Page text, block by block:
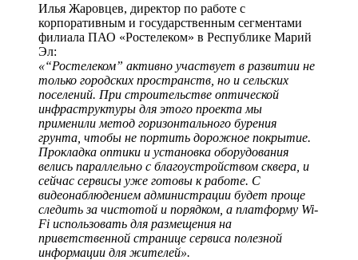
Илья Жаровцев, директор по работе с
корпоративным и государственным сегментами
филиала ПАО «Ростелеком» в Республике Марий
Эл:
«“Ростелеком” активно участвует в развитии не
только городских пространств, но и сельских
поселений. При строительстве оптической
инфраструктуры для этого проекта мы
применили метод горизонтального бурения
грунта, чтобы не портить дорожное покрытие.
Прокладка оптики и установка оборудования
велись параллельно с благоустройством сквера, и
сейчас сервисы уже готовы к работе. С
видеонаблюдением администрации будет проще
следить за чистотой и порядком, а платформу Wi-
Fi использовать для размещения на
приветственной странице сервиса полезной
информации для жителей».